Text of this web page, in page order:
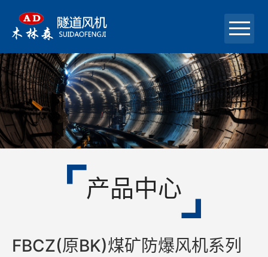
首页
关于我们
产品中心
联系我们
产品中心
FBCZ(原BK)煤矿防爆风机系列